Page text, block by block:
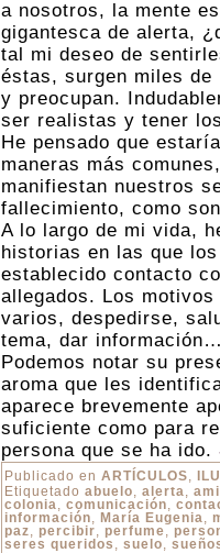
a nosotros, la mente
gigantesca de alerta,
tal mi deseo de
éstas, surgen miles de
y preocupan.
ser realistas y tener
He pensado que
maneras más
manifiestan nuestros
fallecimiento, como
A lo largo de mi vida,
historias en las que
establecido contacto
allegados. Los
varios, despedirse,
tema, dar
Podemos notar su
aroma que les
aparece brevemente
suficiente como para
persona que se ha ido.
Publicado en ARTÍCULOS,
Etiquetado abuelo, alerta,
colonia, comunicación,
información, María Eugenia,
paz, percibir, perfume,
seres queridos , suelo,